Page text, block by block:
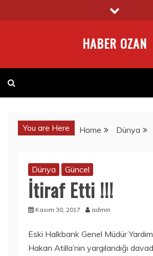
to
HABER OZAN
You are Here Home Dünya
Dünya Güncel
İtiraf Etti !!!
Kasım 30, 2017 admin
Eski Halkbank Genel Müdür
Hakan Atilla’nın yargılandığı